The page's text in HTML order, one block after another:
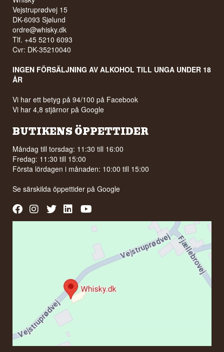
Vejstruprødvej 15
DK-6093 Sjølund
ordre@whisky.dk
Tlf. +45 5210 6093
Cvr: DK-35210040
INGEN FÖRSÄLJNING AV ALKOHOL TILL UNGA UNDER 18
ÅR
Vi har ett betyg på 94/100 på Facebook
Vi har 4,8 stjärnor på Google
BUTIKENS ÖPPETTIDER
Måndag till torsdag: 11:30 till 16:00
Fredag: 11:30 till 15:00
Första lördagen i månaden: 10:00 till 15:00
Se särskilda öppettider påGoogle